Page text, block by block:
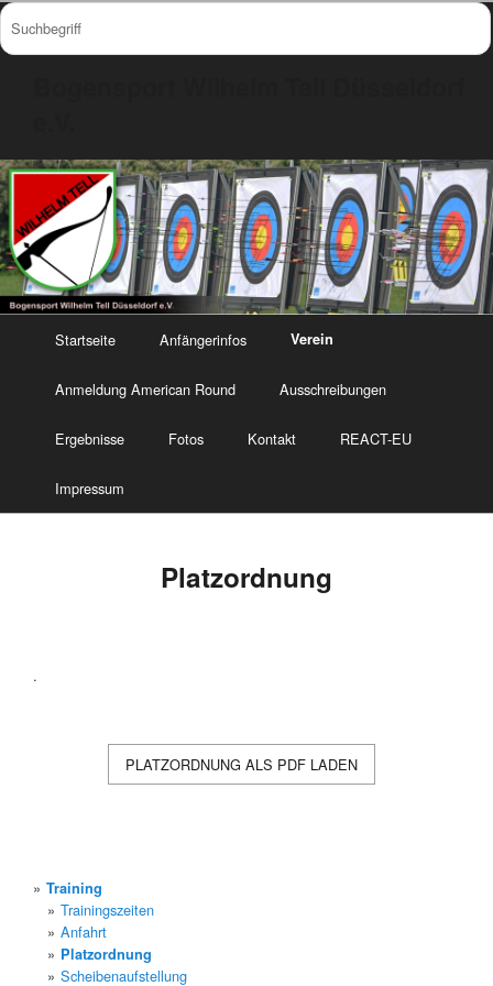
Startseite Anfängerinfos Verein
Anmeldung American Round Ausschreibungen
Ergebnisse Fotos Kontakt REACT-EU
Impressum
Platzordnung
.
PLATZORDNUNG ALS PDF LADEN
Training
Trainingszeiten
Anfahrt
Platzordnung
Scheibenaufstellung